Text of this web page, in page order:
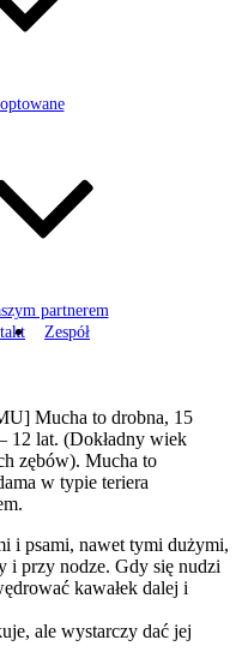
partnerem
Zespół
Mucha to drobna, 15
12 lat. (Dokładny wiek
zębów). Mucha to
w typie teriera
i psami, nawet tymi dużymi,
i przy nodze. Gdy się nudzi
kawałek dalej i
ale wystarczy dać jej